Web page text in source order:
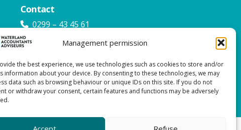
Management permission
the best experience, we use technologies such as cookies to store and/or
information about your device. By consenting to these technologies, we may
data such as browsing behaviour or unique IDs on this site. If you do not
or withdraw your consent, certain features and functions may be adversely
Contact
0299 – 43 45 61
info@watacc.nl